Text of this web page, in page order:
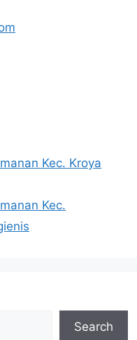
Kec. Kroya
Kec.
Search